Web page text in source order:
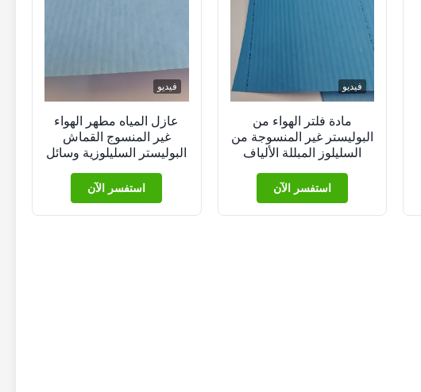
فيديو
مادة فلتر الهواء من
البوليستر غير المنسوجة من
السليلوز المبللة الألياف
استفسر الآن
فيديو
عازل المياه مطهر الهواء
غير المنسوج القماش
البوليستر السليلوزية وسائل
استفسر الآن